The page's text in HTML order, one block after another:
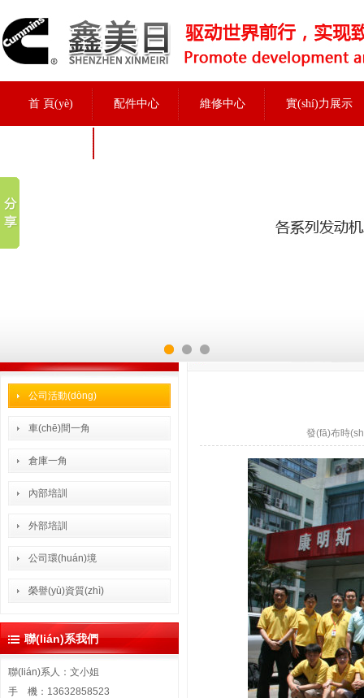
首 頁(yè) 配件中心 維修中心 實(shí)力展示
公司活動(dòng)
車(chē)間一角
倉庫一角
內部培訓
外部培訓
公司環(huán)境
榮譽(yù)資質(zhì)
聯(lián)系我們
聯(lián)系人：文小姐
手 機：13632858523
發(fā)布時